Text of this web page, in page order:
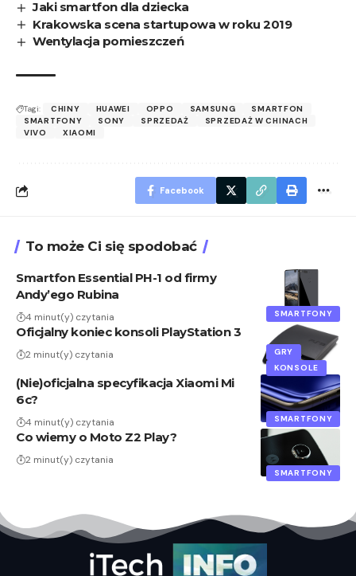
Jaki smartfon dla dziecka
Krakowska scena startupowa w roku 2019
Wentylacja pomieszczeń
Tagi: CHINY HUAWEI OPPO SAMSUNG
SMARTFON
SMARTFONY
SONY SPRZEDAŻ
SPRZEDAŻ W CHINACH
VIVO
XIAOMI
Facebook
To może Ci się spodobać
SMARTFONY
Smartfon Essential PH-1 od firmy
Andy’ego Rubina
4 minut(y) czytania
GRY
KONSOLE
Oficjalny koniec konsoli PlayStation 3
2 minut(y) czytania
SMARTFONY
(Nie)oficjalna specyfikacja Xiaomi Mi
6c?
4 minut(y) czytania
SMARTFONY
Co wiemy o Moto Z2 Play?
2 minut(y) czytania